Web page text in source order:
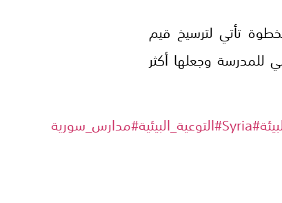
تأتي لترسيخ قيم
للمدرسة وجعلها أكثر
#Syria #التوعية_البيئية#مدارس_سورية